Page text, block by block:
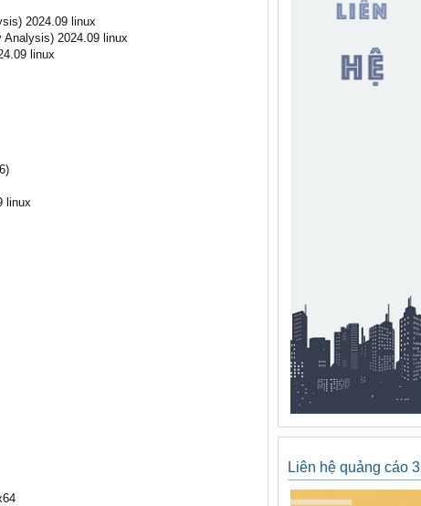
2024.09 linux
2024.09 linux
linux
linux
Liên hệ quảng cáo 3